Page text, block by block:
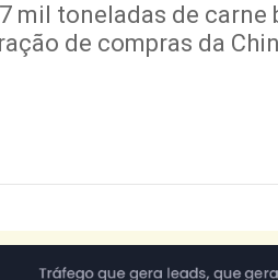
mil toneladas de carne
de compras da